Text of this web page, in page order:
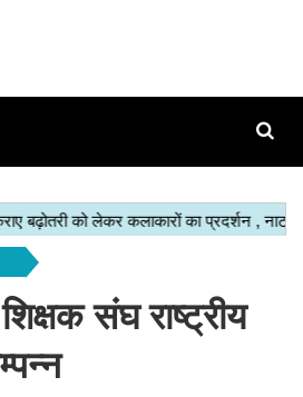
संघ राष्ट्रीय